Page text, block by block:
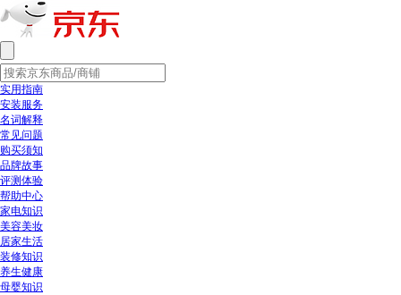
实用指南
安装服务
名词解释
常见问题
购买须知
品牌故事
评测体验
帮助中心
家电知识
美容美妆
居家生活
装修知识
养生健康
母婴知识